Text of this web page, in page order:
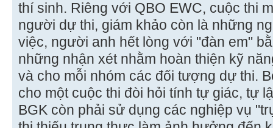
thí sinh. Riêng với QBO EWC, cuộc thi
người dự thi, giám khảo còn là những
việc, người anh hết lòng với "đàn em"
những nhận xét nhằm hoàn thiện kỹ
và cho mỗi nhóm các đối tượng dự thi.
cho một cuộc thi đòi hỏi tính tự giác, tự
BGK còn phải sử dụng các nghiệp vụ